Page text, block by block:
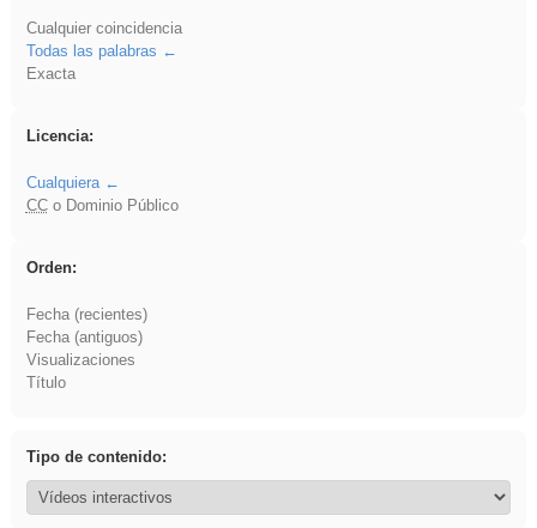
Cualquier coincidencia
Todas las palabras
Exacta
Licencia:
Cualquiera
CCo Dominio Público
Orden:
Fecha (recientes)
Fecha (antiguos)
Visualizaciones
Título
Tipo de contenido: